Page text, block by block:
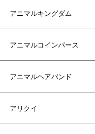
アニマルキングダム
アニマルコインパース
アニマルヘアバンド
アリクイ